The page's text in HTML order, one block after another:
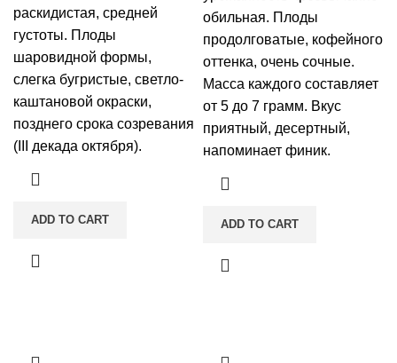
раскидистая, средней
густоты. Плоды
шаровидной формы,
слегка бугристые, светло-
каштановой окраски,
позднего срока созревания
(III декада октября).
ADD TO CART
обильная. Плоды
продолговатые, кофейного
оттенка, очень сочные.
Масса каждого составляет
от 5 до 7 грамм. Вкус
приятный, десертный,
напоминает финик.
ADD TO CART